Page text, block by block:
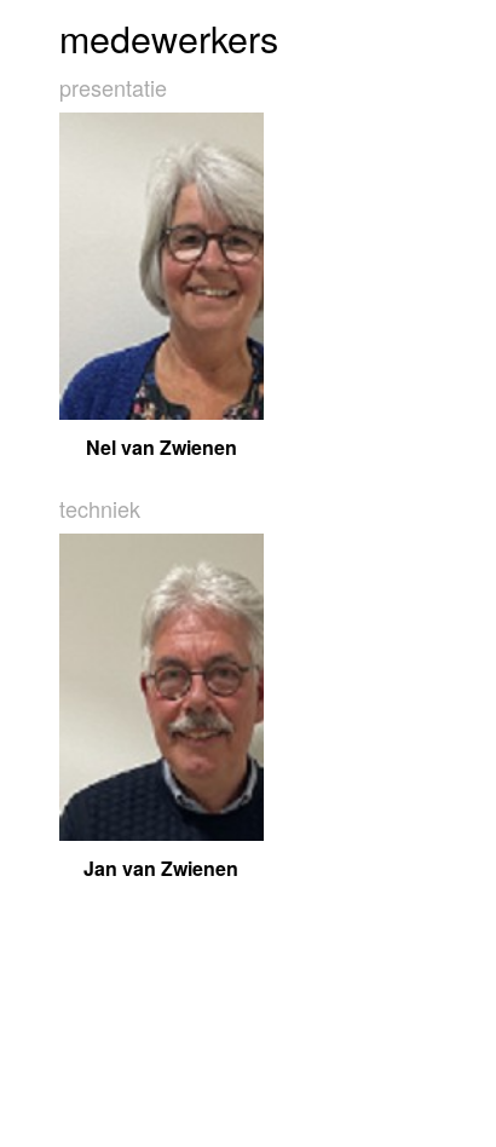
medewerkers
presentatie
Nel van Zwienen
techniek
Jan van Zwienen